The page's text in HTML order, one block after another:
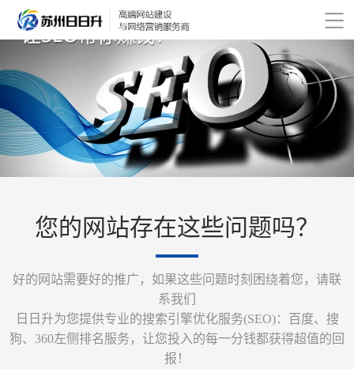
您的网站存在这些问题吗？
好的网站需要好的推广，如果这些问题时刻困绕着您，请联
系我们
日日升为您提供专业的搜索引擎优化服务(SEO)：百度、搜
狗、360左侧排名服务，让您投入的每一分钱都获得超值的回
报！